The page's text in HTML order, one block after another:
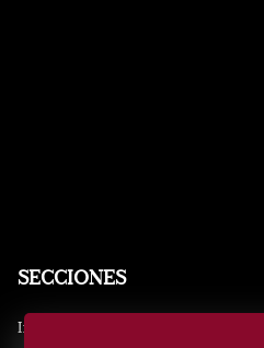
SECCIONES
Inicio